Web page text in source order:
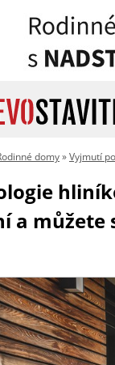
domy»Vyjmutí
a můžete